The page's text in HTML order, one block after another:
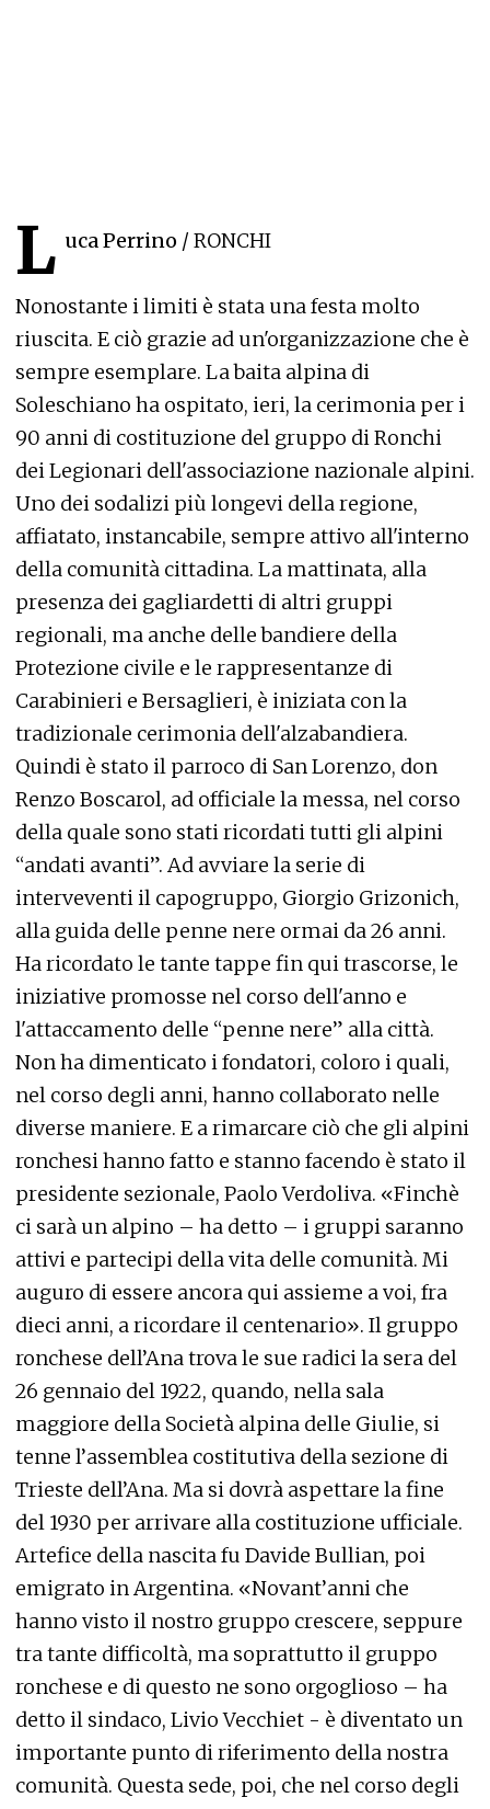
L uca Perrino / RONCHI
Nonostante i limiti è stata una festa molto
riuscita. E ciò grazie ad un'organizzazione che è
sempre esemplare. La baita alpina di
Soleschiano ha ospitato, ieri, la cerimonia per i
90 anni di costituzione del gruppo di Ronchi
dei Legionari dell'associazione nazionale alpini.
Uno dei sodalizi più longevi della regione,
affiatato, instancabile, sempre attivo all'interno
della comunità cittadina. La mattinata, alla
presenza dei gagliardetti di altri gruppi
regionali, ma anche delle bandiere della
Protezione civile e le rappresentanze di
Carabinieri e Bersaglieri, è iniziata con la
tradizionale cerimonia dell'alzabandiera.
Quindi è stato il parroco di San Lorenzo, don
Renzo Boscarol, ad officiale la messa, nel corso
della quale sono stati ricordati tutti gli alpini
“andati avanti”. Ad avviare la serie di
interveventi il capogruppo, Giorgio Grizonich,
alla guida delle penne nere ormai da 26 anni.
Ha ricordato le tante tappe fin qui trascorse, le
iniziative promosse nel corso dell'anno e
l'attaccamento delle “penne nere” alla città.
Non ha dimenticato i fondatori, coloro i quali,
nel corso degli anni, hanno collaborato nelle
diverse maniere. E a rimarcare ciò che gli alpini
ronchesi hanno fatto e stanno facendo è stato il
presidente sezionale, Paolo Verdoliva. «Finchè
ci sarà un alpino – ha detto – i gruppi saranno
attivi e partecipi della vita delle comunità. Mi
auguro di essere ancora qui assieme a voi, fra
dieci anni, a ricordare il centenario». Il gruppo
ronchese dell’Ana trova le sue radici la sera del
26 gennaio del 1922, quando, nella sala
maggiore della Società alpina delle Giulie, si
tenne l’assemblea costitutiva della sezione di
Trieste dell’Ana. Ma si dovrà aspettare la fine
del 1930 per arrivare alla costituzione ufficiale.
Artefice della nascita fu Davide Bullian, poi
emigrato in Argentina. «Novant’anni che
hanno visto il nostro gruppo crescere, seppure
tra tante difficoltà, ma soprattutto il gruppo
ronchese e di questo ne sono orgoglioso – ha
detto il sindaco, Livio Vecchiet - è diventato un
importante punto di riferimento della nostra
comunità. Questa sede, poi, che nel corso degli